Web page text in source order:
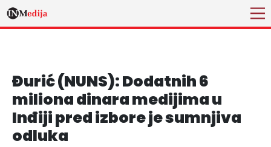
Đurić (NUNS): Dodatnih 6
miliona dinara medijima u
Inđiji pred izbore je sumnjiva
odluka